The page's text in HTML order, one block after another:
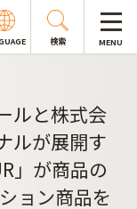
検索 MENU
ルと株式会
ルが展開す
」が商品の
ョン商品を